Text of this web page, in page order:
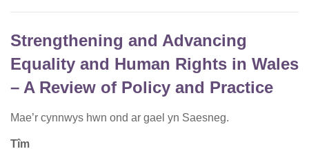
Strengthening and Advancing
Equality and Human Rights in Wales
– A Review of Policy and Practice
Mae’r cynnwys hwn ond ar gael yn Saesneg.
Tîm